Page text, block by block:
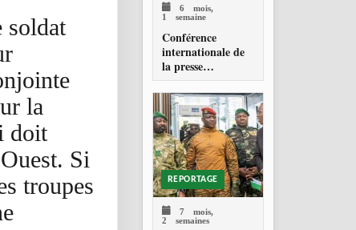
soldat
la
doit
Si
troupes
6 mois,
1 semaine
Conférence
internationale de
la presse
francophone à
Libreville : les
médias se
positionnent face à
la percée de l’IA
REPORTAGE
7 mois,
2 semaines